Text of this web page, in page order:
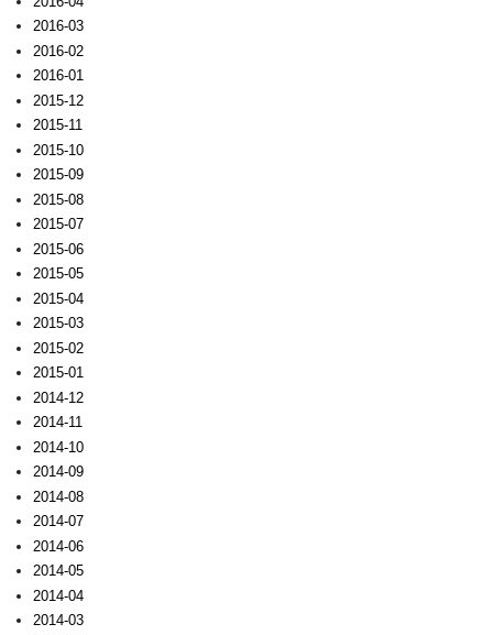
2016-03
2016-02
2016-01
2015-12
2015-11
2015-10
2015-09
2015-08
2015-07
2015-06
2015-05
2015-04
2015-03
2015-02
2015-01
2014-12
2014-11
2014-10
2014-09
2014-08
2014-07
2014-06
2014-05
2014-04
2014-03